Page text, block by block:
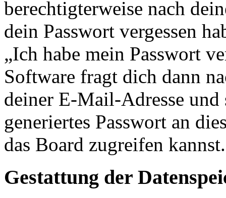
berechtigterweise nach
dein Passwort vergessen
„Ich habe mein Passwort
Software fragt dich dann
deiner E-Mail-Adresse und
generiertes Passwort an
das Board zugreifen kannst.
Gestattung der